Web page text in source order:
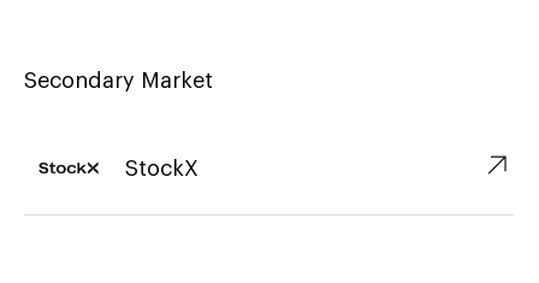
Secondary Market
StockX ↗︎